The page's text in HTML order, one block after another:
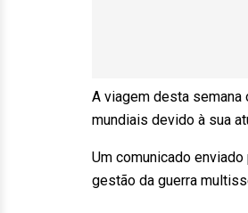
A viagem desta
mundiais devido à sua
Um comunicado
gestão da guerra